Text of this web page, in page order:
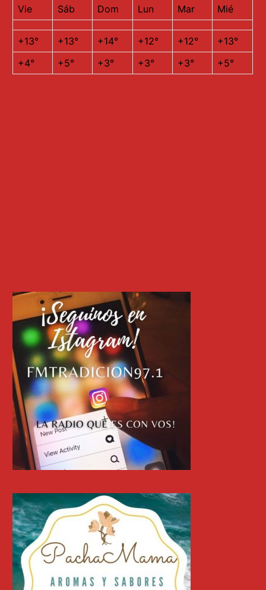
Vie Sáb Dom Lun Mar Mié
+13° +13° +14° +12° +12° +13°
+4° +5° +3° +3° +3° +5°